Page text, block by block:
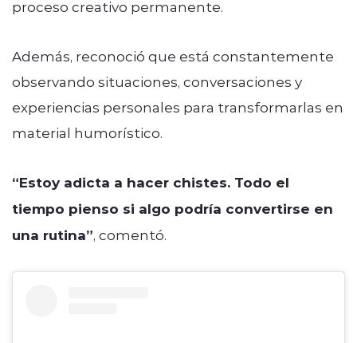
proceso creativo permanente.
Además, reconoció que está constantemente
observando situaciones, conversaciones y
experiencias personales para transformarlas en
material humorístico.
“Estoy adicta a hacer chistes. Todo el
tiempo pienso si algo podría convertirse en
una rutina”, comentó.